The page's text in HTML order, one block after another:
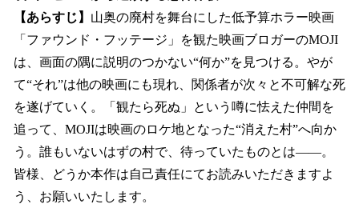
【あらすじ】 山奥の廃村を舞台にした低予算ホラー映画
「ファウンド・フッテージ」を観た映画ブロガーのMOJI
は、画面の隅に説明のつかない“何か”を見つける。やが
て“それ”は他の映画にも現れ、関係者が次々と不可解な死
を遂げていく。「観たら死ぬ」という噂に怯えた仲間を
追って、MOJIは映画のロケ地となった“消えた村”へ向か
う。誰もいないはずの村で、待っていたものとは――。
皆様、どうか本作は自己責任にてお読みいただきますよ
う、お願いいたします。